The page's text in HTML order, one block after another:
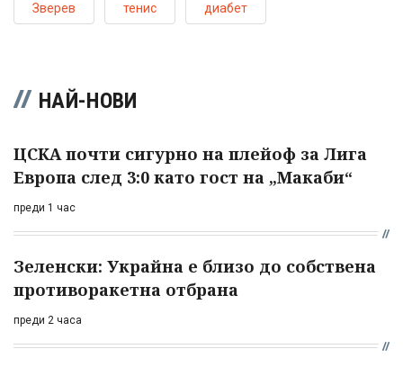
Зверев тенис диабет
НАЙ-НОВИ
ЦСКА почти сигурно на плейоф за Лига
Европа след 3:0 като гост на „Макаби“
преди 1 час
Зеленски: Украйна е близо до собствена
противоракетна отбрана
преди 2 часа